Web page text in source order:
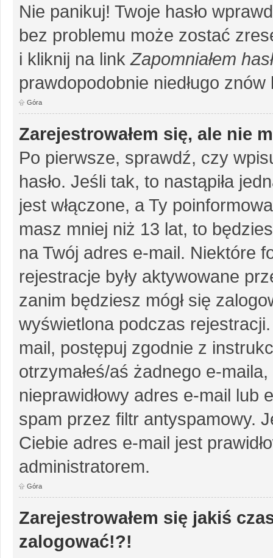
Nie panikuj! Twoje hasło
bez problemu może zostać
i kliknij na link Zapomniałem
prawdopodobnie niedługo
Góra
Zarejestrowałem się, ale nie
Po pierwsze, sprawdź, czy
hasło. Jeśli tak, to nastąpiła
jest włączone, a Ty
masz mniej niż 13 lat, to
na Twój adres e-mail. Niektóre
rejestracje były aktywowane
zanim będziesz mógł się
wyświetlona podczas
mail, postępuj zgodnie z
otrzymałeś/aś żadnego e-
nieprawidłowy adres e-mail lub
spam przez filtr antyspamowy.
Ciebie adres e-mail jest
administratorem.
Góra
Zarejestrowałem się jakiś
zalogować!?!